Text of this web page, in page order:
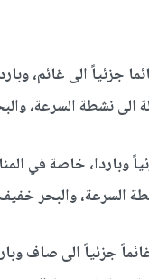
جزئياً الى غائم،
الى نشطة السرعة،
وباردا، خاصة في
السرعة، والبحر
غائماً جزئياً الى صاف